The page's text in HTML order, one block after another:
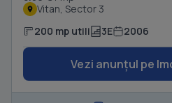
Vitan, Sector 3
200 mp utili 3E 2006
Vezi anunțul pe